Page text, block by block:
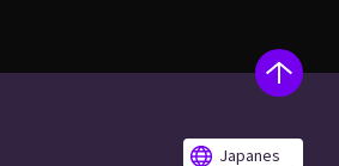
Japanes